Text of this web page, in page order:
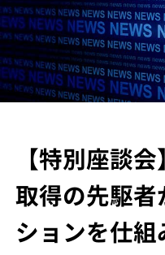
【特別座談
取得の先駆者
ションを仕